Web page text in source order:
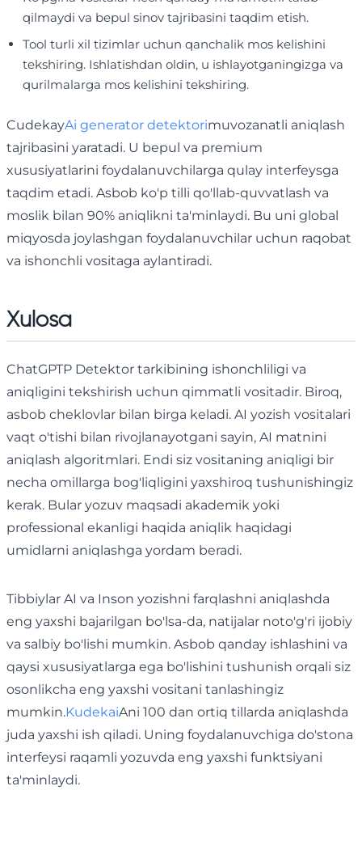
qilmaydi va bepul sinov tajribasini taqdim etish.
Tool turli xil tizimlar uchun qanchalik mos kelishini
tekshiring. Ishlatishdan oldin, u ishlayotganingizga va
qurilmalarga mos kelishini tekshiring.
CudekayAi generator detektorimuvozanatli aniqlash
tajribasini yaratadi. U bepul va premium
xususiyatlarini foydalanuvchilarga qulay interfeysga
taqdim etadi. Asbob ko'p tilli qo'llab-quvvatlash va
moslik bilan 90% aniqlikni ta'minlaydi. Bu uni global
miqyosda joylashgan foydalanuvchilar uchun raqobat
va ishonchli vositaga aylantiradi.
Xulosa
ChatGPTP Detektor tarkibining ishonchliligi va
aniqligini tekshirish uchun qimmatli vositadir. Biroq,
asbob cheklovlar bilan birga keladi. AI yozish vositalari
vaqt o'tishi bilan rivojlanayotgani sayin, AI matnini
aniqlash algoritmlari. Endi siz vositaning aniqligi bir
necha omillarga bog'liqligini yaxshiroq tushunishingiz
kerak. Bular yozuv maqsadi akademik yoki
professional ekanligi haqida aniqlik haqidagi
umidlarni aniqlashga yordam beradi.
Tibbiylar AI va Inson yozishni farqlashni aniqlashda
eng yaxshi bajarilgan bo'lsa-da, natijalar noto'g'ri ijobiy
va salbiy bo'lishi mumkin. Asbob qanday ishlashini va
qaysi xususiyatlarga ega bo'lishini tushunish orqali siz
osonlikcha eng yaxshi vositani tanlashingiz
mumkin.KudekaiAni 100 dan ortiq tillarda aniqlashda
juda yaxshi ish qiladi. Uning foydalanuvchiga do'stona
interfeysi raqamli yozuvda eng yaxshi funktsiyani
ta'minlaydi.